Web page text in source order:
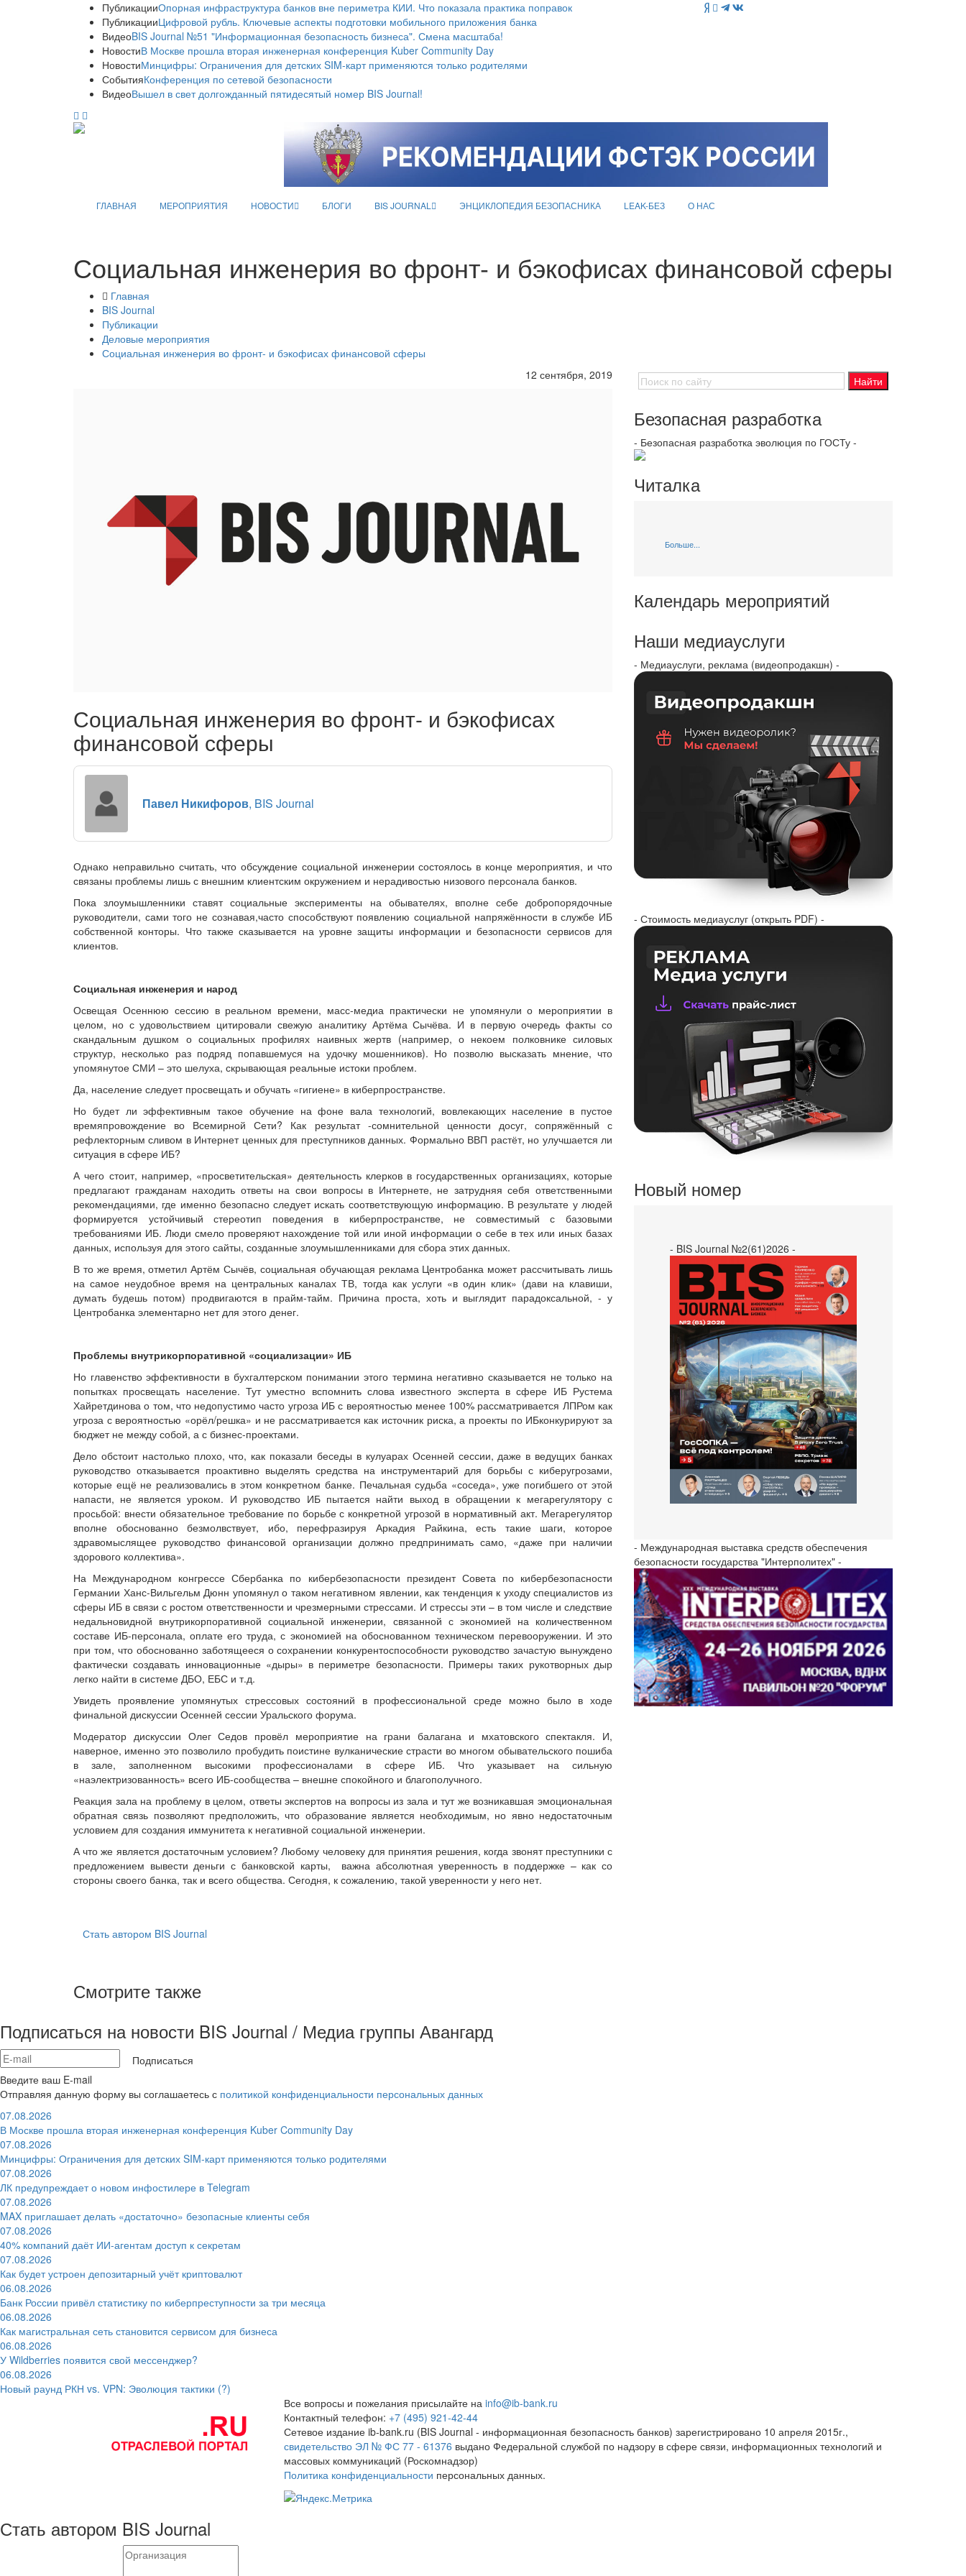
ПубликацииОпорная инфраструктура банков вне периметра КИИ. Что показала практика поправок
ПубликацииЦифровой рубль. Ключевые аспекты подготовки мобильного приложения банка
ВидеоBIS Journal №51 "Информационная безопасность бизнеса". Смена масштаба!
НовостиВ Москве прошла вторая инженерная конференция Kuber Community Day
НовостиМинцифры: Ограничения для детских SIM-карт применяются только родителями
СобытияКонференция по сетевой безопасности
ВидеоВышел в свет долгожданный пятидесятый номер BIS Journal!
ГЛАВНАЯ МЕРОПРИЯТИЯ НОВОСТИ БЛОГИ BIS JOURNAL ЭНЦИКЛОПЕДИЯ БЕЗОПАСНИКА LEAK-БЕЗ О НАС
Социальная инженерия во фронт- и бэкофисах финансовой сферы
Главная
BIS Journal
Публикации
Деловые мероприятия
Социальная инженерия во фронт- и бэкофисах финансовой сферы
12 сентября, 2019
Социальная инженерия во фронт- и бэкофисах
финансовой сферы
Павел Никифоров, BIS Journal
Однако неправильно считать, что обсуждение социальной инженерии состоялось в конце мероприятия, и что
связаны проблемы лишь с внешним клиентским окружением и нерадивостью низового персонала банков.
Пока злоумышленники ставят социальные эксперименты на обывателях, вполне себе добропорядочные
руководители, сами того не сознавая,часто способствуют появлению социальной напряжённости в службе ИБ
собственной конторы. Что также сказывается на уровне защиты информации и безопасности сервисов для
клиентов.
Социальная инженерия и народ
Освещая Осеннюю сессию в реальном времени, масс-медиа практически не упомянули о мероприятии в
целом, но с удовольствием цитировали свежую аналитику Артёма Сычёва. И в первую очередь факты со
скандальным душком о социальных профилях наивных жертв (например, о некоем полковнике силовых
структур, несколько раз подряд попавшемуся на удочку мошенников). Но позволю высказать мнение, что
упомянутое СМИ – это шелуха, скрывающая реальные истоки проблем.
Да, население следует просвещать и обучать «гигиене» в киберпространстве.
Но будет ли эффективным такое обучение на фоне вала технологий, вовлекающих население в пустое
времяпровождение во Всемирной Сети? Как результат -сомнительной ценности досуг, сопряжённый с
рефлекторным сливом в Интернет ценных для преступников данных. Формально ВВП растёт, но улучшается ли
ситуация в сфере ИБ?
А чего стоит, например, «просветительская» деятельность клерков в государственных организациях, которые
предлагают гражданам находить ответы на свои вопросы в Интернете, не затрудняя себя ответственными
рекомендациями, где именно безопасно следует искать соответствующую информацию. В результате у людей
формируется устойчивый стереотип поведения в киберпространстве, не совместимый с базовыми
требованиями ИБ. Люди смело проверяют нахождение той или иной информации о себе в тех или иных базах
данных, используя для этого сайты, созданные злоумышленниками для сбора этих данных.
В то же время, отметил Артём Сычёв, социальная обучающая реклама Центробанка может рассчитывать лишь
на самое неудобное время на центральных каналах ТВ, тогда как услуги «в один клик» (дави на клавиши,
думать будешь потом) продвигаются в прайм-тайм. Причина проста, хоть и выглядит парадоксальной, - у
Центробанка элементарно нет для этого денег.
Проблемы внутрикорпоративной «социализации» ИБ
Но главенство эффективности в бухгалтерском понимании этого термина негативно сказывается не только на
попытках просвещать население. Тут уместно вспомнить слова известного эксперта в сфере ИБ Рустема
Хайретдинова о том, что недопустимо часто угроза ИБ с вероятностью менее 100% рассматривается ЛПРом как
угроза с вероятностью «орёл/решка» и не рассматривается как источник риска, а проекты по ИБконкурируют за
бюджет не между собой, а с бизнес-проектами.
Дело обстоит настолько плохо, что, как показали беседы в кулуарах Осенней сессии, даже в ведущих банках
руководство отказывается проактивно выделять средства на инструментарий для борьбы с киберугрозами,
которые ещё не реализовались в этом конкретном банке. Печальная судьба «соседа», уже погибшего от этой
напасти, не является уроком. И руководство ИБ пытается найти выход в обращении к мегарегулятору с
просьбой: внести обязательное требование по борьбе с конкретной угрозой в нормативный акт. Мегарегулятор
вполне обоснованно безмолвствует, ибо, перефразируя Аркадия Райкина, есть такие шаги, которое
здравомыслящее руководство финансовой организации должно предпринимать само, «даже при наличии
здорового коллектива».
На Международном конгрессе Сбербанка по кибербезопасности президент Совета по кибербезопасности
Германии Ханс-Вильгельм Дюнн упомянул о таком негативном явлении, как тенденция к уходу специалистов из
сферы ИБ в связи с ростом ответственности и чрезмерными стрессами. И стрессы эти – в том числе и следствие
недальновидной внутрикорпоративной социальной инженерии, связанной с экономией на количественном
составе ИБ-персонала, оплате его труда, с экономией на обоснованном техническом перевооружении. И это
при том, что обоснованно заботящееся о сохранении конкурентоспособности руководство зачастую вынуждено
фактически создавать инновационные «дыры» в периметре безопасности. Примеры таких рукотворных дыр
легко найти в системе ДБО, ЕБС и т.д.
Увидеть проявление упомянутых стрессовых состояний в профессиональной среде можно было в ходе
финальной дискуссии Осенней сессии Уральского форума.
Модератор дискуссии Олег Седов провёл мероприятие на грани балагана и мхатовского спектакля. И,
наверное, именно это позволило пробудить поистине вулканические страсти во многом обывательского пошиба
в зале, заполненном высокими профессионалами в сфере ИБ. Что указывает на сильную
«наэлектризованность» всего ИБ-сообщества – внешне спокойного и благополучного.
Реакция зала на проблему в целом, ответы экспертов на вопросы из зала и тут же возникавшая эмоциональная
обратная связь позволяют предположить, что образование является необходимым, но явно недостаточным
условием для создания иммунитета к негативной социальной инженерии.
А что же является достаточным условием? Любому человеку для принятия решения, когда звонят преступники с
предложением вывести деньги с банковской карты, важна абсолютная уверенность в поддержке – как со
стороны своего банка, так и всего общества. Сегодня, к сожалению, такой уверенности у него нет.
Стать автором BIS Journal
Смотрите также
Безопасная разработка
- Безопасная разработка эволюция по ГОСТу -
Читалка
Больше...
Календарь мероприятий
Наши медиауслуги
- Медиауслуги, реклама (видеопродакшн) -
- Стоимость медиауслуг (открыть PDF) -
Новый номер
- BIS Journal №2(61)2026 -
- Международная выставка средств обеспечения
безопасности государства "Интерполитех" -
Подписаться на новости BIS Journal / Медиа группы Авангард
Подписаться
Введите ваш E-mail
Отправляя данную форму вы соглашаетесь с политикой конфиденциальности персональных данных
07.08.2026
В Москве прошла вторая инженерная конференция Kuber Community Day
07.08.2026
Минцифры: Ограничения для детских SIM-карт применяются только родителями
07.08.2026
ЛК предупреждает о новом инфостилере в Telegram
07.08.2026
MAX приглашает делать «достаточно» безопасные клиенты себя
07.08.2026
40% компаний даёт ИИ‑агентам доступ к секретам
07.08.2026
Как будет устроен депозитарный учёт криптовалют
06.08.2026
Банк России привёл статистику по киберпреступности за три месяца
06.08.2026
Как магистральная сеть становится сервисом для бизнеса
06.08.2026
У Wildberries появится свой мессенджер?
06.08.2026
Новый раунд РКН vs. VPN: Эволюция тактики (?)
Все вопросы и пожелания присылайте на info@ib-bank.ru
Контактный телефон: +7 (495) 921-42-44
Сетевое издание ib-bank.ru (BIS Journal - информационная безопасность банков) зарегистрировано 10 апреля 2015г.,
свидетельство ЭЛ № ФС 77 - 61376 выдано Федеральной службой по надзору в сфере связи, информационных технологий и
массовых коммуникаций (Роскомнадзор)
Политика конфиденциальности персональных данных.
Стать автором BIS Journal